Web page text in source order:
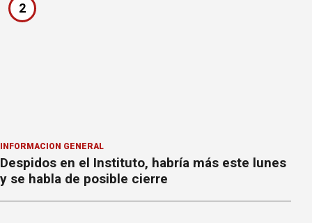
2
INFORMACION GENERAL
Despidos en el Instituto, habría más este lunes
y se habla de posible cierre